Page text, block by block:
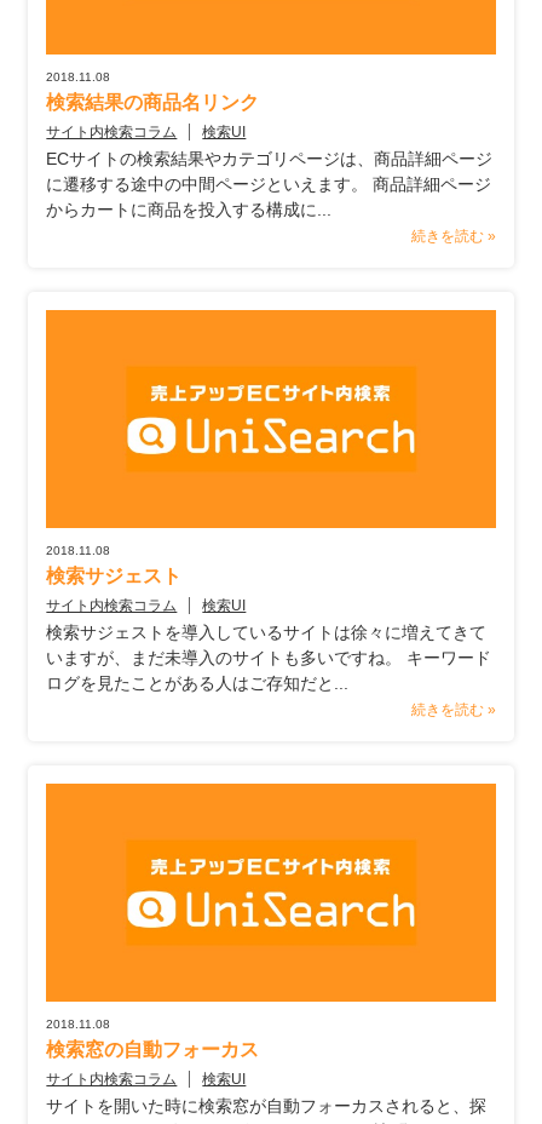
2018.11.08
検索結果の商品名リンク
サイト内検索コラム 検索UI
ECサイトの検索結果やカテゴリページは、商品詳細ページ
に遷移する途中の中間ページといえます。 商品詳細ページ
からカートに商品を投入する構成に...
続きを読む »
2018.11.08
検索サジェスト
サイト内検索コラム 検索UI
検索サジェストを導入しているサイトは徐々に増えてきて
いますが、まだ未導入のサイトも多いですね。 キーワード
ログを見たことがある人はご存知だと...
続きを読む »
2018.11.08
検索窓の自動フォーカス
サイト内検索コラム 検索UI
サイトを開いた時に検索窓が自動フォーカスされると、探